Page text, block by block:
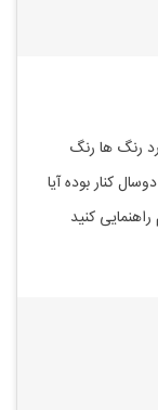
رنگ ها رنگ
کنار بوده آیا
کنید